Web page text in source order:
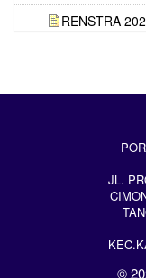
RENSTRA
RENJA 2025
RENJA 2024
RENJA 2026
JL.
©